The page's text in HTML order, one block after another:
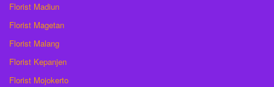
Florist Madiun
Florist Magetan
Florist Malang
Florist Kepanjen
Florist Mojokerto